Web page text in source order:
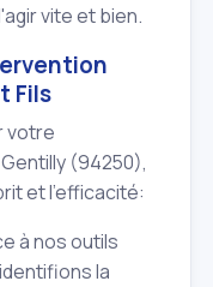
vite et bien.
Fils
votre
(94250),
et l'efficacité:
à nos outils
la